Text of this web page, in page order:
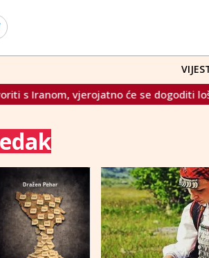
vjerojatno će se dogoditi loše stvari"